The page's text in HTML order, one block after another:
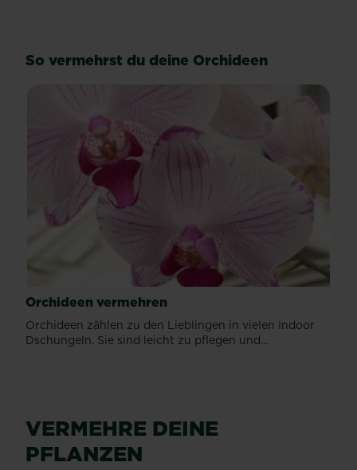
So vermehrst du deine Orchideen
Orchideen vermehren
Orchideen zählen zu den Lieblingen in vielen Indoor
Dschungeln. Sie sind leicht zu pflegen und...
VERMEHRE DEINE
PFLANZEN